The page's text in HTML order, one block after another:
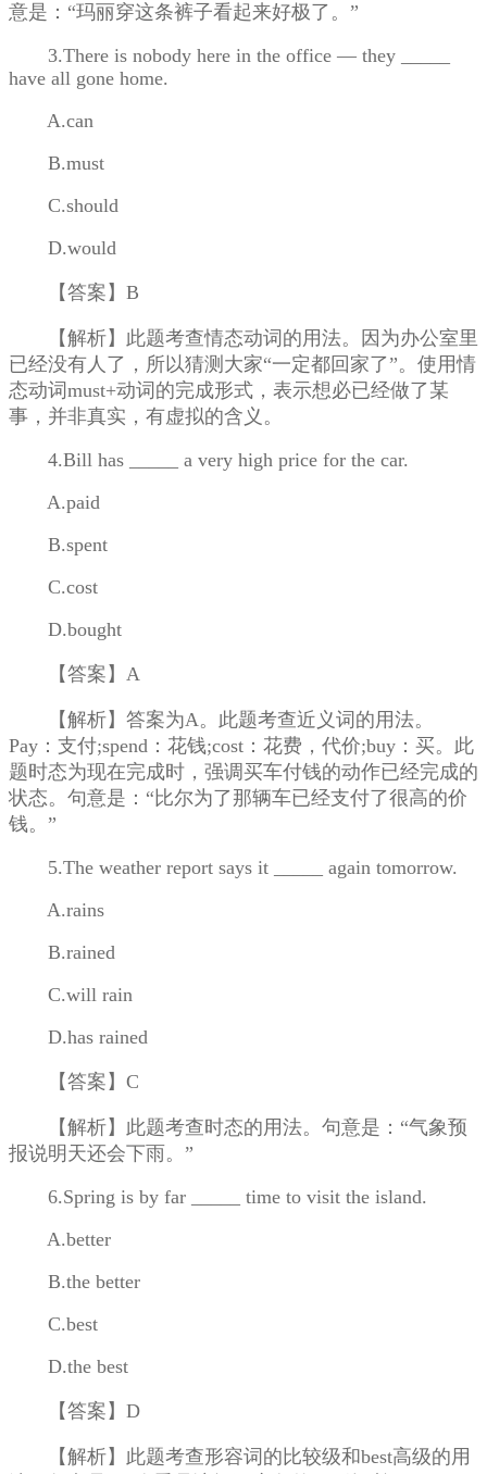
意是：“玛丽穿这条裤子看起来好极了。”
3.There is nobody here in the office — they _____
have all gone home.
A.can
B.must
C.should
D.would
【答案】B
【解析】此题考查情态动词的用法。因为办公室里
已经没有人了，所以猜测大家“一定都回家了”。使用情
态动词must+动词的完成形式，表示想必已经做了某
事，并非真实，有虚拟的含义。
4.Bill has _____ a very high price for the car.
A.paid
B.spent
C.cost
D.bought
【答案】A
【解析】答案为A。此题考查近义词的用法。
Pay：支付;spend：花钱;cost：花费，代价;buy：买。此
题时态为现在完成时，强调买车付钱的动作已经完成的
状态。句意是：“比尔为了那辆车已经支付了很高的价
钱。”
5.The weather report says it _____ again tomorrow.
A.rains
B.rained
C.will rain
D.has rained
【答案】C
【解析】此题考查时态的用法。句意是：“气象预
报说明天还会下雨。”
6.Spring is by far _____ time to visit the island.
A.better
B.the better
C.best
D.the best
【答案】D
【解析】此题考查形容词的比较级和best高级的用